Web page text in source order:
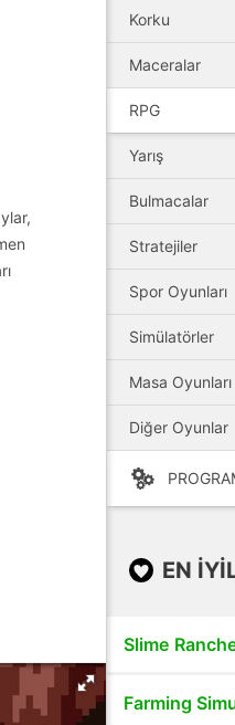
Korku
Maceralar
RPG
Yarış
Bulmacalar
Stratejiler
Spor Oyunları
Simülatörler
Masa Oyunları
Diğer Oyunlar
EN
Slime
Farming